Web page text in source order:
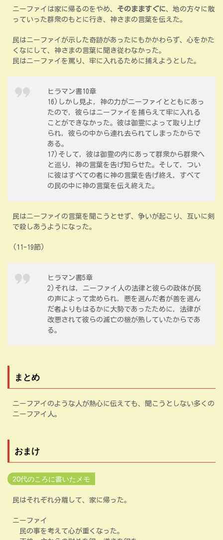
ニーファイは家に帰るのをやめ、 そのまますぐに、地の方々に散
っていった群衆のもとに行き、神さまの言葉を伝えた。
民はニーファイが示した奇跡があったにもかかわらず、心をかた
くなにして、神さまの言葉に聞き従わなかった。
民はニーファイを罵り、牢に入れるために捕えようとした。
ヒラマン書10章
16)しかし見よ，神の力がニーファイとともにあっ
たので，彼らはニーファイを捕らえて牢に入れる
ことができなかった。彼は御霊によって取り上げ
られ，彼らの中から連れ去られてしまったからで
ある。
17)そして，彼は御霊の内にあって群衆から群衆へ
と巡り，神の言葉を告げ知らせた。そして，つい
に彼はすべての者に神の言葉を告げ終え，すべて
の民の中に神の言葉を伝え終えた。
民はニーファイの言葉を聞こうとせず、争いが起こり、互いに剣
で殺しあうようになった。
(11-19節)
ヒラマン書5章
2)それは，ニーファイ人の法律と彼らの政体が民
の声によって定められ，悪を選んだ者が善を選ん
だ者よりもはるかに大勢であったために，法律が
改悪されて彼らの滅亡の機が熟していたからであ
る。
まとめ
ニーフアイのような人が熱心に伝えても、聞こうとしない多くの
ニーフアイ人。
おまけ
20代のころに書いたメモ
民はそれぞれ分離して、家に帰った。
ニーファイ
民の事を考えて心が重くなった。